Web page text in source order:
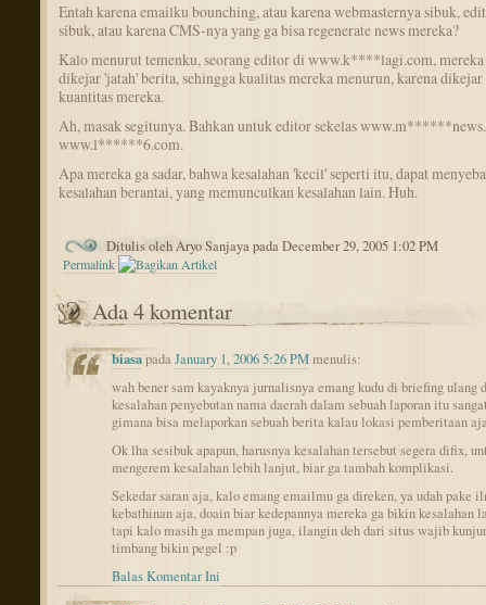
Entah karena emailku bounching, atau karena webmasternya sibuk,
sibuk, atau karena CMS-nya yang ga bisa regenerate news mereka?
Kalo menurut temenku, seorang editor di www.k****lagi.com, mereka
dikejar 'jatah' berita, sehingga kualitas mereka menurun, karena dikejar
kuantitas mereka.
Ah, masak segitunya. Bahkan untuk editor sekelas
www.l******6.com.
Apa mereka ga sadar, bahwa kesalahan 'kecil' seperti itu, dapat
kesalahan berantai, yang memunculkan kesalahan lain. Huh.
Ditulis oleh Aryo Sanjaya pada December 29, 2005 1:02 PM
Permalink
Ada 4 komentar
biasapadaJanuary 1, 2006 5:26 PMmenulis:
wah bener sam kayaknya jurnalisnya emang kudu di briefing ulang
kesalahan penyebutan nama daerah dalam sebuah laporan itu
gimana bisa melaporkan sebuah berita kalau lokasi pemberitaan
Ok lha sesibuk apapun, harusnya kesalahan tersebut segera difix,
mengerem kesalahan lebih lanjut, biar ga tambah komplikasi.
Sekedar saran aja, kalo emang emailmu ga direken, ya udah pake
kebathinan aja, doain biar kedepannya mereka ga bikin kesalahan
tapi kalo masih ga mempan juga, ilangin deh dari situs wajib
timbang bikin pegel :p
Balas Komentar Ini